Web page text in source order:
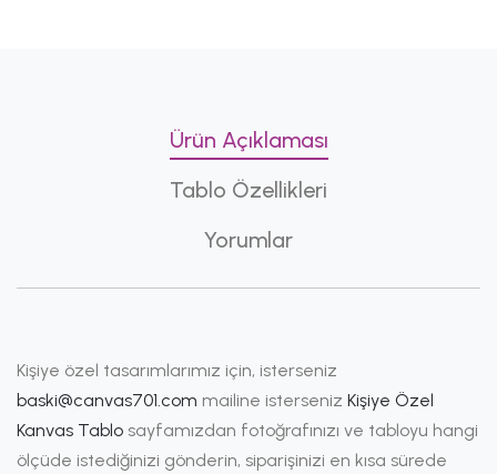
Ürün Açıklaması
Tablo Özellikleri
Yorumlar
Kişiye özel tasarımlarımız için, isterseniz
baski@canvas701.com mailine isterseniz Kişiye Özel
Kanvas Tablo sayfamızdan fotoğrafınızı ve tabloyu hangi
ölçüde istediğinizi gönderin, siparişinizi en kısa sürede